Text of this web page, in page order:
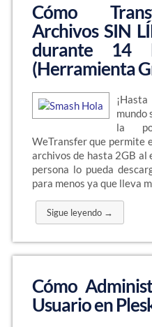
Cómo
Archivos SIN
durante 14
(Herramienta
mundo
la
WeTransfer que permite
archivos de hasta 2GB al
persona lo pueda
para menos ya que lleva
Sigue leyendo →
Cómo
Usuario en